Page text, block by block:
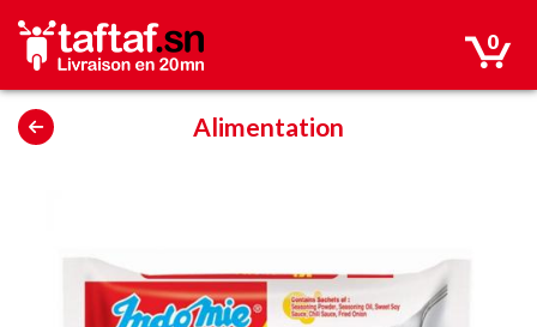
0
Alimentation